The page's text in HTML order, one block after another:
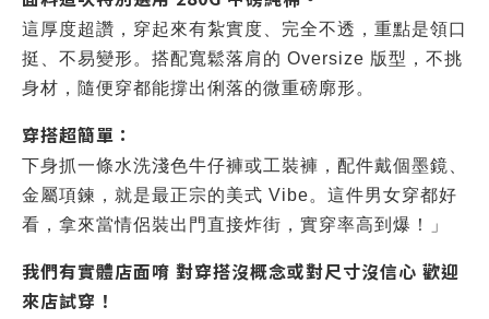
這厚度超讚，穿起來有紮實度、完全不透，重點是領口
挺、不易變形。搭配寬鬆落肩的 Oversize 版型，不挑
身材，隨便穿都能撐出俐落的微重磅廓形。
穿搭超簡單：
下身抓一條水洗淺色牛仔褲或工裝褲，配件戴個墨鏡、
金屬項鍊，就是最正宗的美式 Vibe。這件男女穿都好
看，拿來當情侶裝出門直接炸街，實穿率高到爆！」
我們有實體店面唷 對穿搭沒概念或對尺寸沒信心 歡迎
來店試穿！